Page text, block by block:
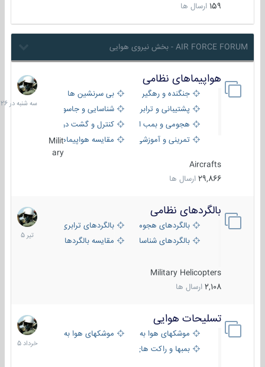
159 ارسال ها
AIR FORCE FORUM - بخش نیروی هوایی
هواپیماهای نظامی
جنگنده و رهگیر
بی سرنشین ها
پشتیبانی و ترابری
شناسایی و جاسوسی
هجومی و بمب افکن
کنترل و گشت دریایی
تمرینی و آموزشی
مقایسه هواپیماهاMilit
ary
Aircrafts
29,866 ارسال ها
سه
شنبه
در
بالگردهای نظامی
بالگردهای هجومی
بالگردهای ترابری
بالگردهای شناسایی
مقایسه بالگردها
Military Helicopters
2,108 ارسال ها
22
تیر
1405
تسلیحات هوایی
موشکهای هوا به هوا
موشکهای هوا به سطح
بمبها و راکت های هوایی
30
خرداد
1405